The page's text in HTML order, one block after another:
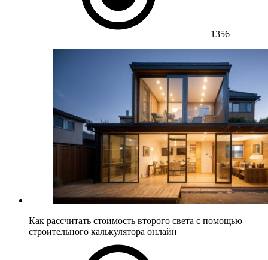
1356
Как рассчитать стоимость второго света с помощью
строительного калькулятора онлайн